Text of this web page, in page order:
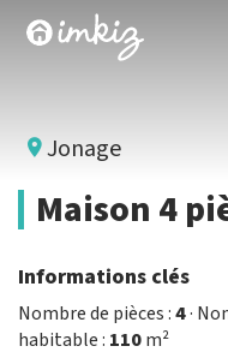
Jonage
Maison 4
Informations clés
Nombre de pièces :4·
habitable : 110m²